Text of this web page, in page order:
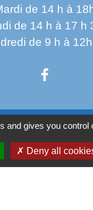
de 14 h à
de 14 h à 17 h
de 9 h à
Liens
and gives you control
Deny all